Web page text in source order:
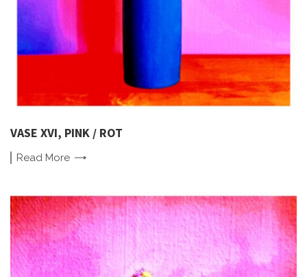
VASE XVI, PINK / ROT
Read More